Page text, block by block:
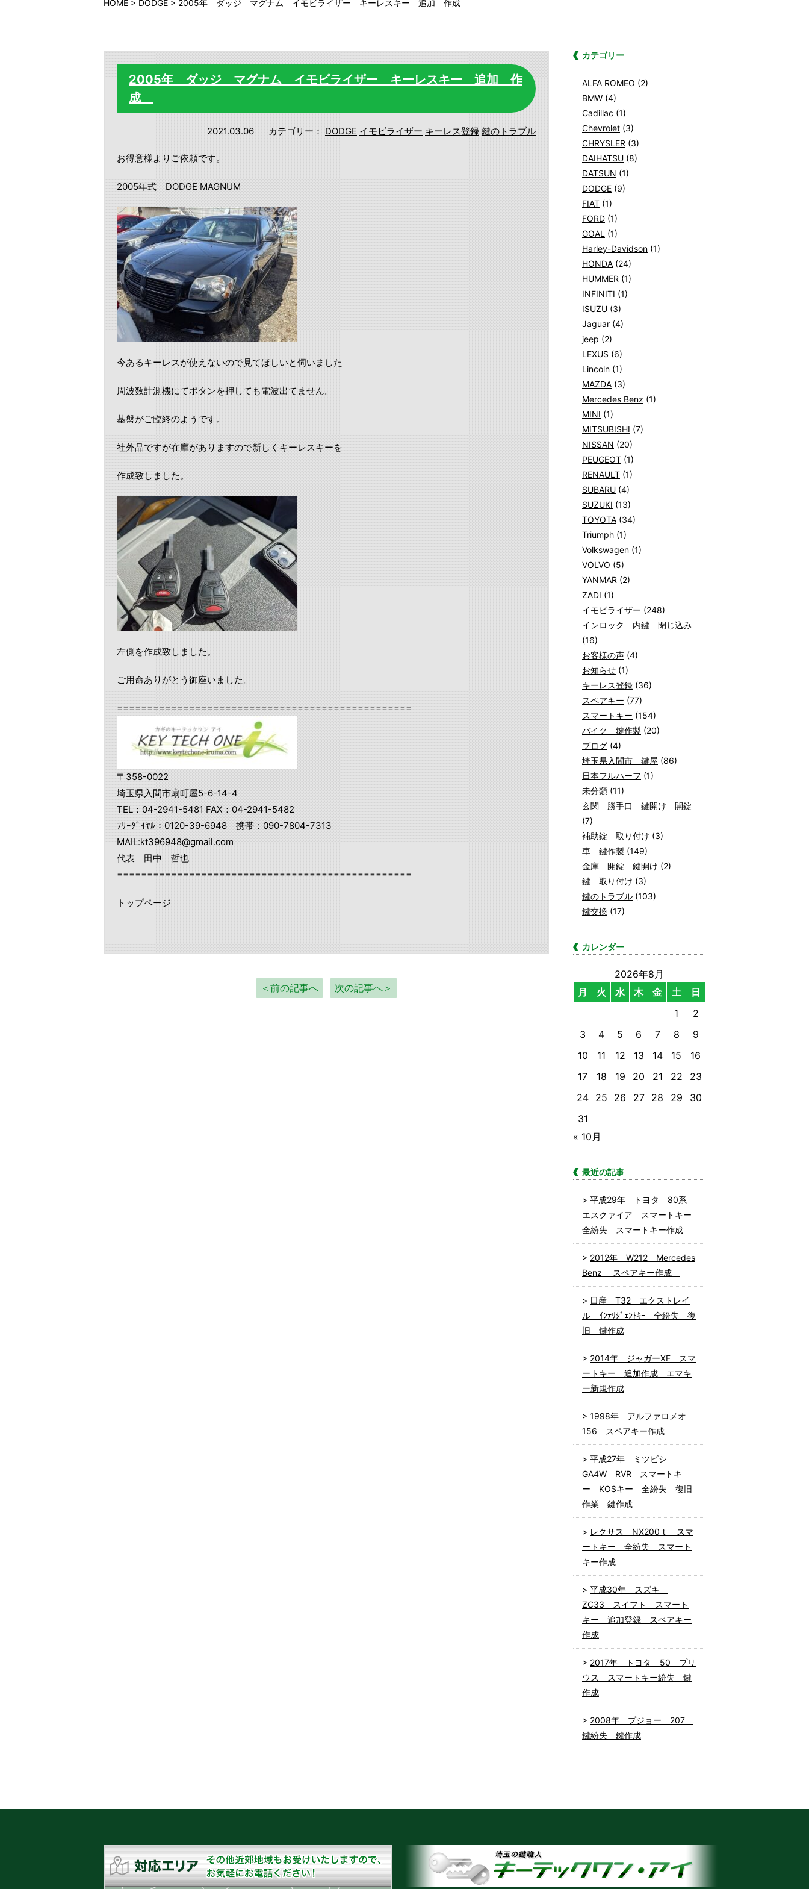
HOME > DODGE > 2005年 ダッジ マグナム イモビライザー キーレスキー 追加 作成
2005年 ダッジ マグナム イモビライザー キーレスキー 追加 作
成
2021.03.06 カテゴリー： DODGE イモビライザー キーレス登録 鍵のトラブル
お得意様よりご依頼です。
2005年式 DODGE MAGNUM
今あるキーレスが使えないので見てほしいと伺いました
周波数計測機にてボタンを押しても電波出てません。
基盤がご臨終のようです。
社外品ですが在庫がありますので新しくキーレスキーを
作成致しました。
左側を作成致しました。
ご用命ありがとう御座いました。
=================================================
〒358-0022
埼玉県入間市扇町屋5-6-14-4
TEL：04-2941-5481 FAX：04-2941-5482
ﾌﾘｰﾀﾞｲﾔﾙ：0120-39-6948 携帯：090-7804-7313
MAIL:kt396948@gmail.com
代表 田中 哲也
=================================================
トップページ
＜前の記事へ 次の記事へ＞
カテゴリー
ALFA ROMEO (2)
BMW (4)
Cadillac (1)
Chevrolet (3)
CHRYSLER (3)
DAIHATSU (8)
DATSUN (1)
DODGE (9)
FIAT (1)
FORD (1)
GOAL (1)
Harley-Davidson (1)
HONDA (24)
HUMMER (1)
INFINITI (1)
ISUZU (3)
Jaguar (4)
jeep (2)
LEXUS (6)
Lincoln (1)
MAZDA (3)
Mercedes Benz (1)
MINI (1)
MITSUBISHI (7)
NISSAN (20)
PEUGEOT (1)
RENAULT (1)
SUBARU (4)
SUZUKI (13)
TOYOTA (34)
Triumph (1)
Volkswagen (1)
VOLVO (5)
YANMAR (2)
ZADI (1)
イモビライザー (248)
インロック 内鍵 閉じ込み
(16)
お客様の声 (4)
お知らせ (1)
キーレス登録 (36)
スペアキー (77)
スマートキー (154)
バイク 鍵作製 (20)
ブログ (4)
埼玉県入間市 鍵屋 (86)
日本フルハーフ (1)
未分類 (11)
玄関 勝手口 鍵開け 開錠
(7)
補助錠 取り付け (3)
車 鍵作製 (149)
金庫 開錠 鍵開け (2)
鍵 取り付け (3)
鍵のトラブル (103)
鍵交換 (17)
カレンダー
2026年8月
月
火 水 木 金 土
日
1
2
3
4 5 6 7 8
9
10
11 12 13 14 15
16
17
18 19 20 21 22
23
24 25 26 27 28 29
30
31
« 10月
最近の記事
平成29年 トヨタ 80系
エスクァイア スマートキー
全紛失 スマートキー作成
2012年 W212 Mercedes
Benz スペアキー作成
日産 T32 エクストレイ
ル ｲﾝﾃﾘｼﾞｪﾝﾄｷｰ 全紛失 復
旧 鍵作成
2014年 ジャガーXF スマ
ートキー 追加作成 エマキ
ー新規作成
1998年 アルファロメオ
156 スペアキー作成
平成27年 ミツビシ
GA4W RVR スマートキ
ー KOSキー 全紛失 復旧
作業 鍵作成
レクサス NX200ｔ スマ
ートキー 全紛失 スマート
キー作成
平成30年 スズキ
ZC33 スイフト スマート
キー 追加登録 スペアキー
作成
2017年 トヨタ 50 プリ
ウス スマートキー紛失 鍵
作成
2008年 プジョー 207
鍵紛失 鍵作成